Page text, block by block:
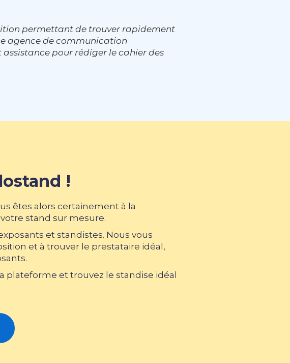
permettant de trouver rapidement
agence de communication
pour rédiger le cahier des
!
êtes alors certainement à la
stand sur mesure.
et standistes. Nous vous
et à trouver le prestataire idéal,
et trouvez le standise idéal